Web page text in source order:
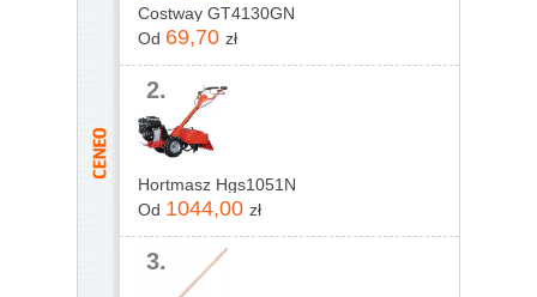
Costway GT4130GN
Od 69,70 zł
2.
Hortmasz Hgs1051N
Od 1044,00 zł
3.